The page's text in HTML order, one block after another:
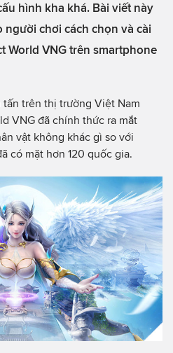
hình kha khá. Bài viết này
người chơi cách chọn và cài
World VNG trên smartphone
trên thị trường Việt Nam
VNG đã chính thức ra mắt
vật không khác gì so với
có mặt hơn 120 quốc gia.